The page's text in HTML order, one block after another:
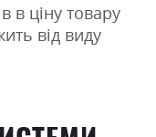
в ціну товару
від виду